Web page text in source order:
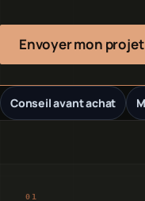
Envoyer mon projet
Conseil avant achat